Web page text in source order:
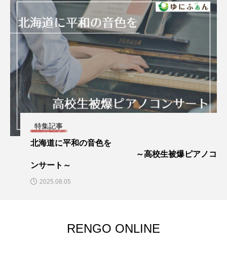
特集記事
北海道に平和の音色を
～高校生被爆ピアノコ
ンサート～
2025.08.05
RENGO ONLINE